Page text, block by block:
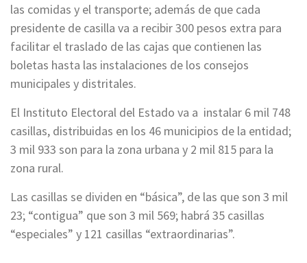
las comidas y el transporte; además de que cada
presidente de casilla va a recibir 300 pesos extra para
facilitar el traslado de las cajas que contienen las
boletas hasta las instalaciones de los consejos
municipales y distritales.
El Instituto Electoral del Estado va a instalar 6 mil 748
casillas, distribuidas en los 46 municipios de la entidad;
3 mil 933 son para la zona urbana y 2 mil 815 para la
zona rural.
Las casillas se dividen en “básica”, de las que son 3 mil
23; “contigua” que son 3 mil 569; habrá 35 casillas
“especiales” y 121 casillas “extraordinarias”.